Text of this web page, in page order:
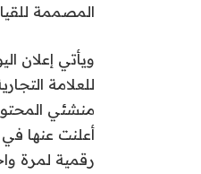
المصممة
أعلنت عنها
رقمية لمرة